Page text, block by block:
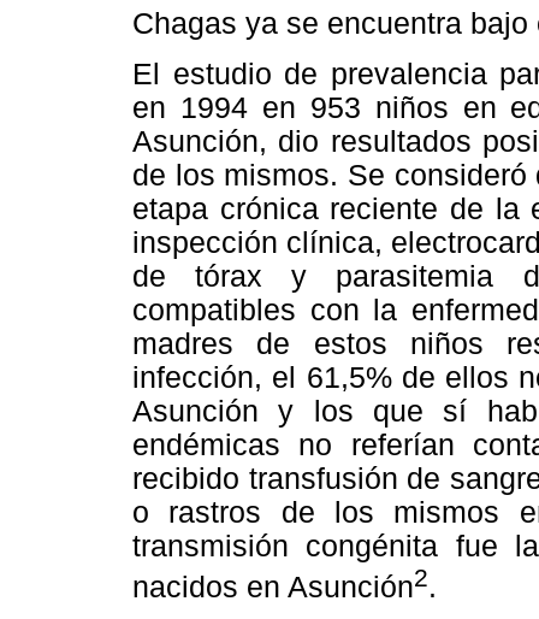
Chagas ya se encuentra bajo
El estudio de prevalencia
en 1994 en 953 niños en
Asunción, dio resultados
de los mismos. Se
etapa crónica reciente de la
inspección clínica,
de tórax y parasitemia
compatibles con la
madres de estos niños
infección, el 61,5% de ellos
Asunción y los que sí
endémicas no referían
recibido transfusión de
o rastros de los mismos
transmisión congénita fue
nacidos en Asunción2.